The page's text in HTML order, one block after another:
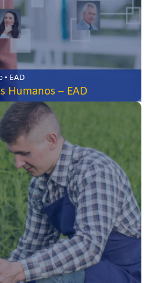
EAD
Humanos – EAD